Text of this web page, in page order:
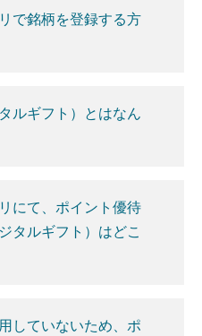
で銘柄を登録する方
ルギフト）とはなん
にて、ポイント優待
タルギフト）はどこ
していないため、ポ